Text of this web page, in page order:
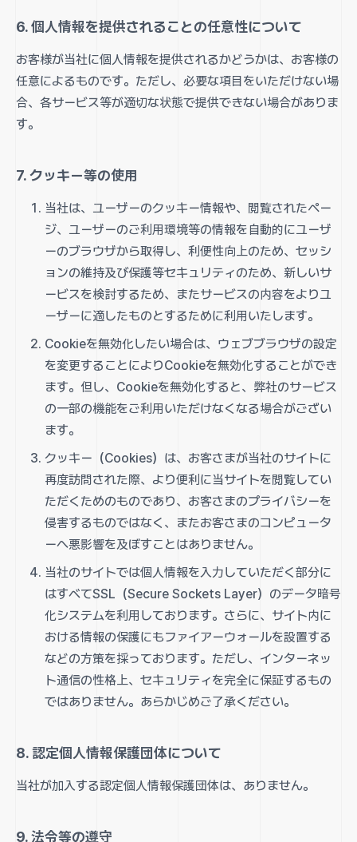
6. 個人情報を提供されることの任意性について
お客様が当社に個人情報を提供されるかどうかは、お客様の
任意によるものです。ただし、必要な項目をいただけない場
合、各サービス等が適切な状態で提供できない場合がありま
す。
7. クッキー等の使用
当社は、ユーザーのクッキー情報や、閲覧されたペー
ジ、ユーザーのご利用環境等の情報を自動的にユーザ
ーのブラウザから取得し、利便性向上のため、セッシ
ョンの維持及び保護等セキュリティのため、新しいサ
ービスを検討するため、またサービスの内容をよりユ
ーザーに適したものとするために利用いたします。
Cookieを無効化したい場合は、ウェブブラウザの設定
を変更することによりCookieを無効化することができ
ます。但し、Cookieを無効化すると、弊社のサービス
の一部の機能をご利用いただけなくなる場合がござい
ます。
クッキー（Cookies）は、お客さまが当社のサイトに
再度訪問された際、より便利に当サイトを閲覧してい
ただくためのものであり、お客さまのプライバシーを
侵害するものではなく、またお客さまのコンピュータ
ーへ悪影響を及ぼすことはありません。
当社のサイトでは個人情報を入力していただく部分に
はすべてSSL（Secure Sockets Layer）のデータ暗号
化システムを利用しております。さらに、サイト内に
おける情報の保護にもファイアーウォールを設置する
などの方策を採っております。ただし、インターネッ
ト通信の性格上、セキュリティを完全に保証するもの
ではありません。あらかじめご了承ください。
8. 認定個人情報保護団体について
当社が加入する認定個人情報保護団体は、ありません。
9. 法令等の遵守